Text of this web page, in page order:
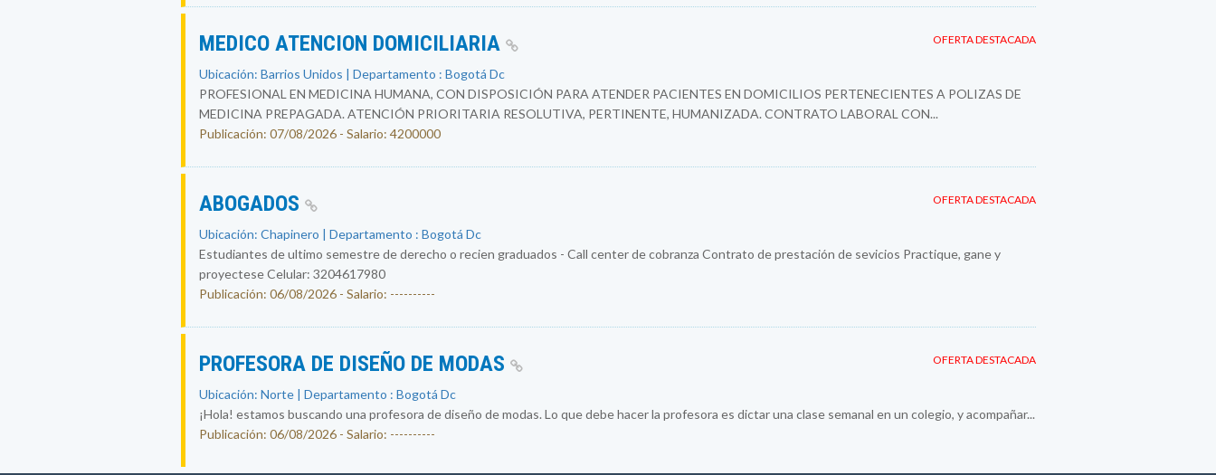
OFERTA DESTACADA
MEDICO ATENCION DOMICILIARIA
Ubicación: Barrios Unidos | Departamento : Bogotá Dc
PROFESIONAL EN MEDICINA HUMANA, CON DISPOSICIÓN PARA ATENDER PACIENTES EN DOMICILIOS PERTENECIENTES A POLIZAS DE
MEDICINA PREPAGADA. ATENCIÓN PRIORITARIA RESOLUTIVA, PERTINENTE, HUMANIZADA. CONTRATO LABORAL CON...
Publicación: 07/08/2026 - Salario: 4200000
OFERTA DESTACADA
ABOGADOS
Ubicación: Chapinero | Departamento : Bogotá Dc
Estudiantes de ultimo semestre de derecho o recien graduados - Call center de cobranza Contrato de prestación de sevicios Practique, gane y
proyectese Celular: 3204617980
Publicación: 06/08/2026 - Salario: ----------
OFERTA DESTACADA
PROFESORA DE DISEÑO DE MODAS
Ubicación: Norte | Departamento : Bogotá Dc
¡Hola! estamos buscando una profesora de diseño de modas. Lo que debe hacer la profesora es dictar una clase semanal en un colegio, y acompañar...
Publicación: 06/08/2026 - Salario: ----------